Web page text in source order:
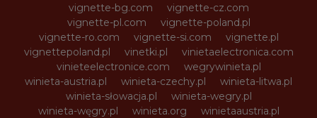
vignette-bg.com
vignette-cz.com
vignette-pl.com
vignette-poland.pl
vignette-ro.com
vignette-si.com
vignette.pl
vignettepoland.pl
vinetki.pl
vinietaelectronica.com
vinieteelectronice.com
wegrywinieta.pl
winieta-austria.pl
winieta-czechy.pl
winieta-litwa.pl
winieta-słowacja.pl
winieta-wegry.pl
winieta-węgry.pl
winieta.org
winietaaustria.pl